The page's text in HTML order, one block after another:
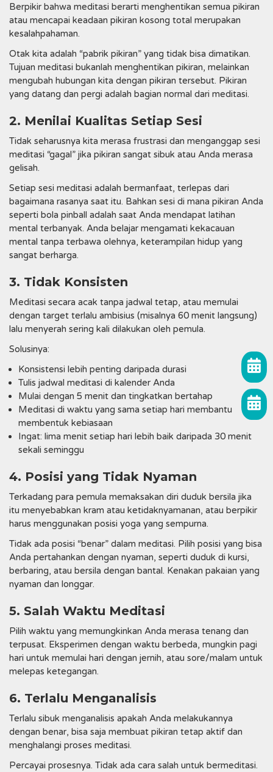
Berpikir bahwa meditasi berarti menghentikan semua pikiran
atau mencapai keadaan pikiran kosong total merupakan
kesalahpahaman.
Otak kita adalah “pabrik pikiran” yang tidak bisa dimatikan.
Tujuan meditasi bukanlah menghentikan pikiran, melainkan
mengubah hubungan kita dengan pikiran tersebut. Pikiran
yang datang dan pergi adalah bagian normal dari meditasi.
2. Menilai Kualitas Setiap Sesi
Tidak seharusnya kita merasa frustrasi dan menganggap sesi
meditasi “gagal” jika pikiran sangat sibuk atau Anda merasa
gelisah.
Setiap sesi meditasi adalah bermanfaat, terlepas dari
bagaimana rasanya saat itu. Bahkan sesi di mana pikiran Anda
seperti bola pinball adalah saat Anda mendapat latihan
mental terbanyak. Anda belajar mengamati kekacauan
mental tanpa terbawa olehnya, keterampilan hidup yang
sangat berharga.
3. Tidak Konsisten
Meditasi secara acak tanpa jadwal tetap, atau memulai
dengan target terlalu ambisius (misalnya 60 menit langsung)
lalu menyerah sering kali dilakukan oleh pemula.
Solusinya:
Konsistensi lebih penting daripada durasi
Tulis jadwal meditasi di kalender Anda
Mulai dengan 5 menit dan tingkatkan bertahap
Meditasi di waktu yang sama setiap hari membantu
membentuk kebiasaan
Ingat: lima menit setiap hari lebih baik daripada 30 menit
sekali seminggu
4. Posisi yang Tidak Nyaman
Terkadang para pemula memaksakan diri duduk bersila jika
itu menyebabkan kram atau ketidaknyamanan, atau berpikir
harus menggunakan posisi yoga yang sempurna.
Tidak ada posisi “benar” dalam meditasi. Pilih posisi yang bisa
Anda pertahankan dengan nyaman, seperti duduk di kursi,
berbaring, atau bersila dengan bantal. Kenakan pakaian yang
nyaman dan longgar.
5. Salah Waktu Meditasi
Pilih waktu yang memungkinkan Anda merasa tenang dan
terpusat. Eksperimen dengan waktu berbeda, mungkin pagi
hari untuk memulai hari dengan jernih, atau sore/malam untuk
melepas ketegangan.
6. Terlalu Menganalisis
Terlalu sibuk menganalisis apakah Anda melakukannya
dengan benar, bisa saja membuat pikiran tetap aktif dan
menghalangi proses meditasi.
Percayai prosesnya. Tidak ada cara salah untuk bermeditasi.